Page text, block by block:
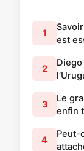
1
est
2
3
Le
enfin
4
Peut-